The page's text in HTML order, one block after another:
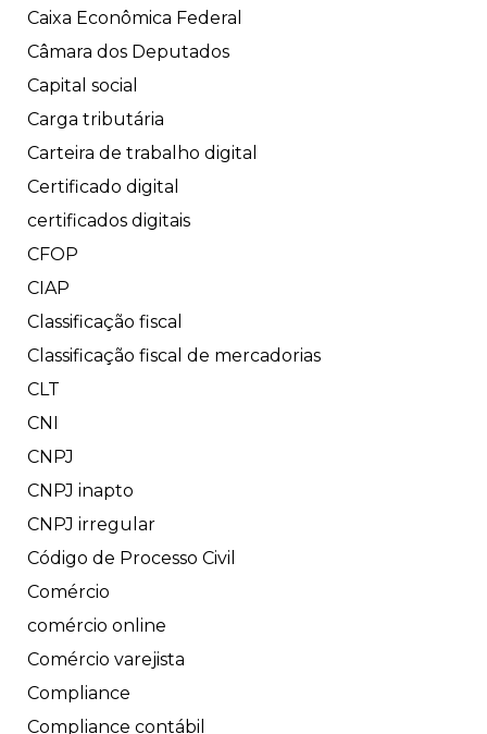
Caixa Econômica Federal
Câmara dos Deputados
Capital social
Carga tributária
Carteira de trabalho digital
Certificado digital
certificados digitais
CFOP
CIAP
Classificação fiscal
Classificação fiscal de mercadorias
CLT
CNI
CNPJ
CNPJ inapto
CNPJ irregular
Código de Processo Civil
Comércio
comércio online
Comércio varejista
Compliance
Compliance contábil